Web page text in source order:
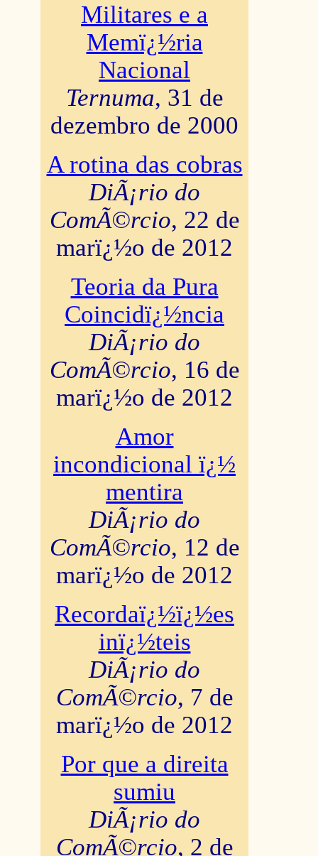
Militares e a
Memï¿½ria
Nacional
Ternuma, 31 de
dezembro de 2000
A rotina das cobras
DiÃ¡rio do
ComÃ©rcio, 22 de
marï¿½o de 2012
Teoria da Pura
Coincidï¿½ncia
DiÃ¡rio do
ComÃ©rcio, 16 de
marï¿½o de 2012
Amor
incondicional ï¿½
mentira
DiÃ¡rio do
ComÃ©rcio, 12 de
marï¿½o de 2012
Recordaï¿½ï¿½es
inï¿½teis
DiÃ¡rio do
ComÃ©rcio, 7 de
marï¿½o de 2012
Por que a direita
sumiu
DiÃ¡rio do
ComÃ©rcio, 2 de